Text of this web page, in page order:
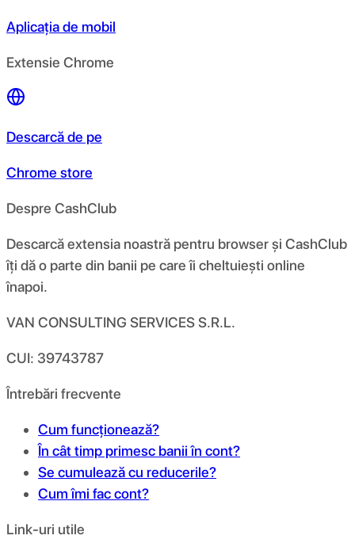
Aplicația de mobil
Extensie Chrome
Descarcă de pe
Chrome store
Despre CashClub
Descarcă extensia noastră pentru browser și CashClub
îți dă o parte din banii pe care îi cheltuiești online
înapoi.
VAN CONSULTING SERVICES S.R.L.
CUI: 39743787
Întrebări frecvente
Cum funcționează?
În cât timp primesc banii în cont?
Se cumulează cu reducerile?
Cum îmi fac cont?
Link-uri utile